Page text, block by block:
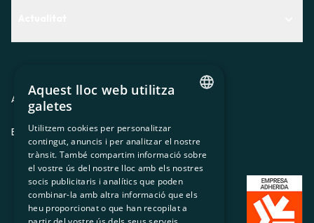
Premsa
Treballa amb nosaltres
Avis legal Política de privacitatPolítica de cookies
ES CAGLEU
SPANISH
GL
BASQUE
Aquest lloc web utilitza
galetes
Utilitzem cookies per personalitzar
contingut, anuncis i per analitzar el nostre
trànsit. També compartim informació sobre
el vostre ús del nostre lloc amb els nostres
socis publicitaris i analítics que poden
combinar-la amb altra informació que els
heu proporcionat o que han recopilat a